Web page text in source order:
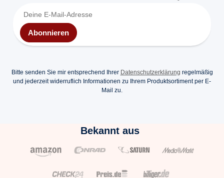
Abonnieren
Bitte senden Sie mir entsprechend Ihrer Datenschutzerklärung regelmäßig
und jederzeit widerruflich Informationen zu Ihrem Produktsortiment per E-
Mail zu.
Bekannt aus